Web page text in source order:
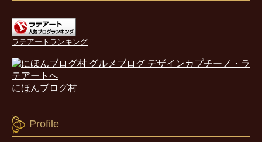
ラテアートランキング
にほんブログ村
Profile